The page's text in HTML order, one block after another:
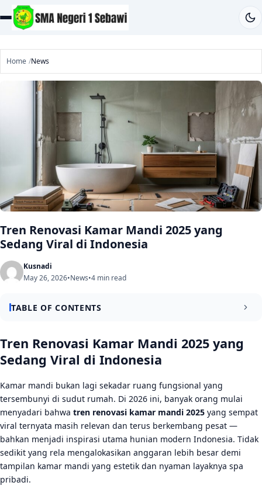
Home News
Tren Renovasi Kamar Mandi 2025 yang
Sedang Viral di Indonesia
Kusnadi
May 26, 2026•News•4 min read
TABLE OF CONTENTS
Tren Renovasi Kamar Mandi 2025 yang Paling Banyak
Ditiru
2. Material Teraso dan Beton Ekspos Kembali Berjaya
Tips Praktis Renovasi Kamar Mandi Agar Hasilnya
Maksimal
Prioritaskan Sistem Ventilasi dan Pencahayaan
Pilih Furnitur Kamar Mandi yang Multifungsi
Tren Renovasi Kamar Mandi 2025 yang
Sedang Viral di Indonesia
Kamar mandi bukan lagi sekadar ruang fungsional yang
tersembunyi di sudut rumah. Di 2026 ini, banyak orang mulai
menyadari bahwa tren renovasi kamar mandi 2025 yang sempat
viral ternyata masih relevan dan terus berkembang pesat —
bahkan menjadi inspirasi utama hunian modern Indonesia. Tidak
sedikit yang rela mengalokasikan anggaran lebih besar demi
tampilan kamar mandi yang estetik dan nyaman layaknya spa
pribadi.